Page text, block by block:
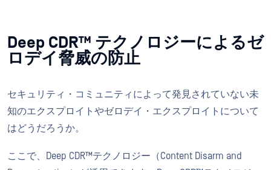
Deep CDR™ テクノロジーによるゼ
ロデイ脅威の防止
セキュリティ・コミュニティによって発見されていない未
知のエクスプロイトやゼロデイ・エクスプロイトについて
はどうだろうか。
ここで、Deep CDR™テクノロジー（Content Disarm and